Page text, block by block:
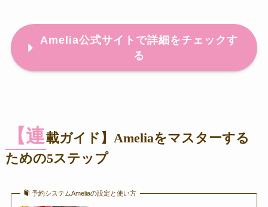
Amelia公式サイトで詳細をチェックす
る
【連載ガイド】 Ameliaをマスターする
ための5ステップ
予約システムAmeliaの設定と使い方